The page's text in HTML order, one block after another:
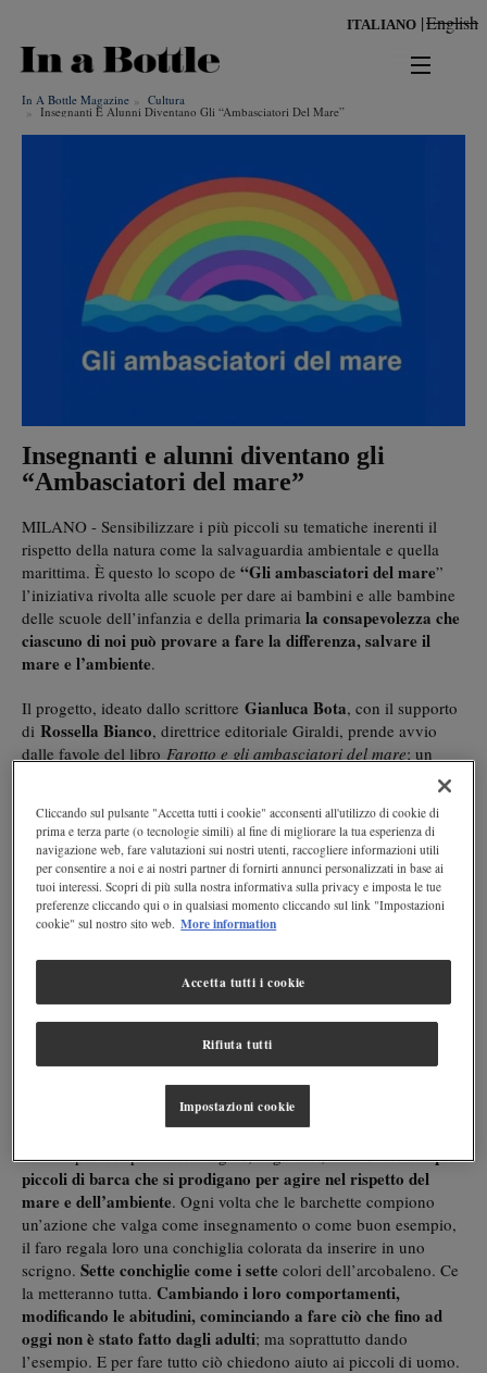
contenuto
ITALIANO English
In A Bottle Magazine Cultura
Insegnanti E Alunni Diventano Gli “ambasciatori Del Mare”
Insegnanti e alunni diventano gli
“Ambasciatori del mare”
MILANO - Sensibilizzare i più piccoli su tematiche inerenti il
rispetto della natura come la salvaguardia ambientale e quella
marittima. È questo lo scopo de “Gli ambasciatori del mare”
l’iniziativa rivolta alle scuole per dare ai bambini e alle bambine
delle scuole dell’infanzia e della primaria la consapevolezza che
ciascuno di noi può provare a fare la differenza, salvare il
mare e l’ambiente.
Il progetto, ideato dallo scrittore Gianluca Bota, con il supporto
di Rossella Bianco, direttrice editoriale Giraldi, prende avvio
dalle favole del libro Farotto e gli ambasciatori del mare; un
importante rispettare l’ambiente e come farlo comportandosi
in modo sostenibile . Ma anche un invito ad essere gentili,
educati, a rispettare le differenze, a mettersi al fianco dei più
deboli. Tutte tematiche in linea con gli obiettivi dell’Agenda
2030 dell’ONU.
Il mare è malato e sta perdendo i suoi colori.
di Bellina, una piccola località sulla costa orientale dell’Italia
È lui che, insieme a tutti gli altri fari del mondo, si accolla l’onere
provare a fare qualcosa per restituire al mare le sue
tonalità di blu.
Serve una squadra di ambasciatori e così decide di nominare
delle piccole barchette scegliendo quelle che si sono sempre
distinte per il rispetto delle regole, degli altri, delle cose. Cinque
piccoli di barca che si prodigano per agire nel rispetto del
mare e dell’ambiente. Ogni volta che le barchette compiono
un’azione che valga come insegnamento o come buon esempio,
il faro regala loro una conchiglia colorata da inserire in uno
scrigno. Sette conchiglie come i sette colori dell’arcobaleno. Ce
la metteranno tutta. Cambiando i loro comportamenti,
modificando le abitudini, cominciando a fare ciò che fino ad
oggi non è stato fatto dagli adulti; ma soprattutto dando
l’esempio. E per fare tutto ciò chiedono aiuto ai piccoli di uomo.
Cliccando sul pulsante "Accetta tutti i cookie" acconsenti all'utilizzo di cookie di
prima e terza parte (o tecnologie simili) al fine di migliorare la tua esperienza di
navigazione web, fare valutazioni sui nostri utenti, raccogliere informazioni utili
per consentire a noi e ai nostri partner di fornirti annunci personalizzati in base ai
tuoi interessi. Scopri di più sulla nostra informativa sulla privacy e imposta le tue
preferenze cliccando qui o in qualsiasi momento cliccando sul link "Impostazioni
cookie" sul nostro sito web. More information
Rifiuta tutti
Accetta tutti i cookie
Impostazioni cookie